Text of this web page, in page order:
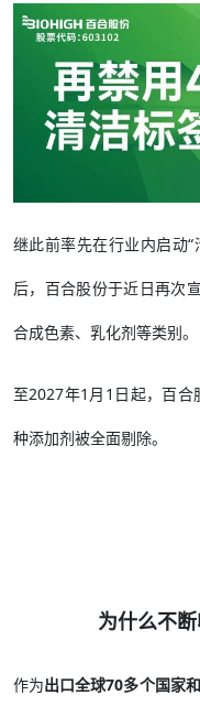
继此前率先在行业内启动
后，百合股份于近日再次
合成色素、乳化剂等类别。
至2027年1月1日起，百
种添加剂被全面剔除。
为什么不
作为出口全球70多个国家